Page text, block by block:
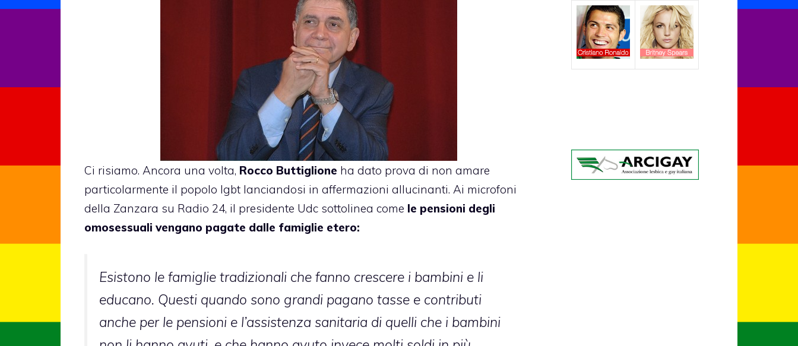
Ci risiamo. Ancora una volta, Rocco Buttiglione ha dato prova di non amare
particolarmente il popolo lgbt lanciandosi in affermazioni allucinanti. Ai microfoni
della Zanzara su Radio 24, il presidente Udc sottolinea come le pensioni degli
omosessuali vengano pagate dalle famiglie etero:
Esistono le famiglie tradizionali che fanno crescere i bambini e li
educano. Questi quando sono grandi pagano tasse e contributi
anche per le pensioni e l’assistenza sanitaria di quelli che i bambini